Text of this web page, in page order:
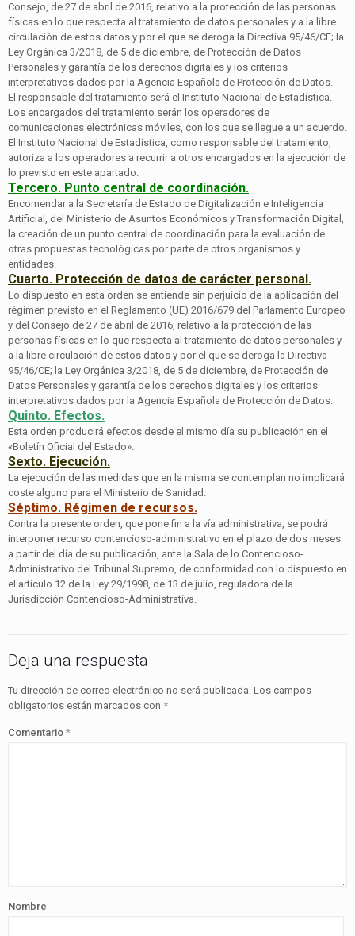
Consejo, de 27 de abril de 2016, relativo a la protección de las personas
físicas en lo que respecta al tratamiento de datos personales y a la libre
circulación de estos datos y por el que se deroga la Directiva 95/46/CE; la
Ley Orgánica 3/2018, de 5 de diciembre, de Protección de Datos
Personales y garantía de los derechos digitales y los criterios
interpretativos dados por la Agencia Española de Protección de Datos.
El responsable del tratamiento será el Instituto Nacional de Estadística.
Los encargados del tratamiento serán los operadores de
comunicaciones electrónicas móviles, con los que se llegue a un acuerdo.
El Instituto Nacional de Estadística, como responsable del tratamiento,
autoriza a los operadores a recurrir a otros encargados en la ejecución de
lo previsto en este apartado.
Tercero. Punto central de coordinación.
Encomendar a la Secretaría de Estado de Digitalización e Inteligencia
Artificial, del Ministerio de Asuntos Económicos y Transformación Digital,
la creación de un punto central de coordinación para la evaluación de
otras propuestas tecnológicas por parte de otros organismos y
entidades.
Cuarto. Protección de datos de carácter personal.
Lo dispuesto en esta orden se entiende sin perjuicio de la aplicación del
régimen previsto en el Reglamento (UE) 2016/679 del Parlamento Europeo
y del Consejo de 27 de abril de 2016, relativo a la protección de las
personas físicas en lo que respecta al tratamiento de datos personales y
a la libre circulación de estos datos y por el que se deroga la Directiva
95/46/CE; la Ley Orgánica 3/2018, de 5 de diciembre, de Protección de
Datos Personales y garantía de los derechos digitales y los criterios
interpretativos dados por la Agencia Española de Protección de Datos.
Quinto. Efectos.
Esta orden producirá efectos desde el mismo día su publicación en el
«Boletín Oficial del Estado».
Sexto. Ejecución.
La ejecución de las medidas que en la misma se contemplan no implicará
coste alguno para el Ministerio de Sanidad.
Séptimo. Régimen de recursos.
Contra la presente orden, que pone fin a la vía administrativa, se podrá
interponer recurso contencioso-administrativo en el plazo de dos meses
a partir del día de su publicación, ante la Sala de lo Contencioso-
Administrativo del Tribunal Supremo, de conformidad con lo dispuesto en
el artículo 12 de la Ley 29/1998, de 13 de julio, reguladora de la
Jurisdicción Contencioso-Administrativa.
Deja una respuesta
Tu dirección de correo electrónico no será publicada. Los campos
obligatorios están marcados con *
Comentario *
Nombre